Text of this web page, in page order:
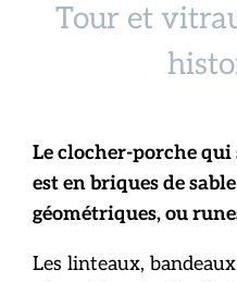
Tour et
Le clocher-porche qui
est en briques de
géométriques, ou
Les linteaux,